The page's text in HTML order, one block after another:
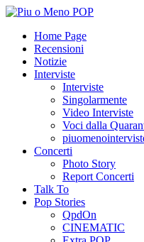
Home Page
Recensioni
Notizie
Interviste
Interviste
Singolarmente
Video Interviste
Voci dalla
Concerti
Photo Story
Report Concerti
Talk To
Pop Stories
QpdOn
CINEMATIC